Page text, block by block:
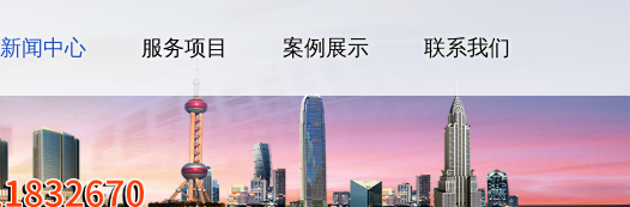
新闻中心 服务项目 案例展示 联系我们